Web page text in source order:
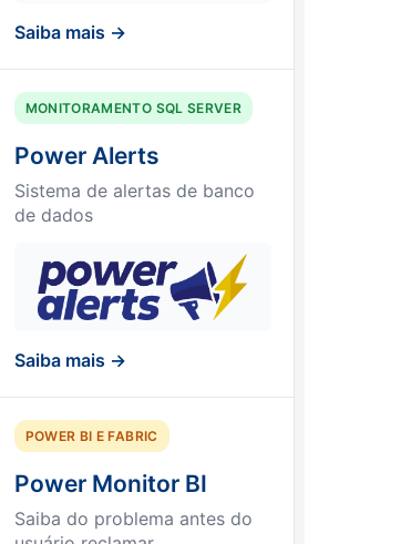
Saiba mais →
MONITORAMENTO SQL SERVER
Power Alerts
Sistema de alertas de banco
de dados
Saiba mais →
POWER BI E FABRIC
Power Monitor BI
Saiba do problema antes do